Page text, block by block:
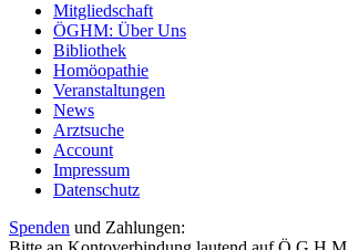
Mitgliedschaft
ÖGHM: Über Uns
Bibliothek
Homöopathie
Veranstaltungen
News
Arztsuche
Account
Impressum
Datenschutz
Spenden und Zahlungen: